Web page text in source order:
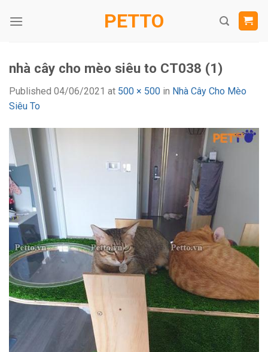
PETTO
nhà cây cho mèo siêu to CT038 (1)
Published 04/06/2021 at 500 × 500 in Nhà Cây Cho Mèo
Siêu To